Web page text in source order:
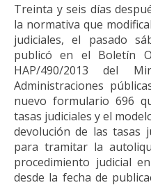
Treinta y seis días
la normativa que
judiciales, el pasado
publicó en el Boletín
HAP/490/2013 del
Administraciones
nuevo formulario 696
tasas judiciales y el
devolución de las tasas
para tramitar la
procedimiento judicial
desde la fecha de